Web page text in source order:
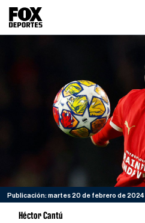
Publicación: martes 20 de febrero de 2024
Héctor Cantú